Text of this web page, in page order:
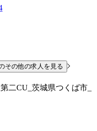
その他の求人を見る
CU_茨城県つくば市_